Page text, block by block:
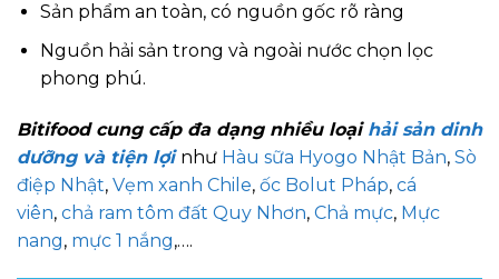
Sản phẩm an toàn, có nguồn gốc rõ ràng
Nguồn hải sản trong và ngoài nước chọn lọc
phong phú.
Bitifood cung cấp đa dạng nhiều loại hải sản dinh
dưỡng và tiện lợi như Hàu sữa Hyogo Nhật Bản, Sò
điệp Nhật, Vẹm xanh Chile, ốc Bolut Pháp, cá
viên, chả ram tôm đất Quy Nhơn, Chả mực, Mực
nang, mực 1 nắng,….